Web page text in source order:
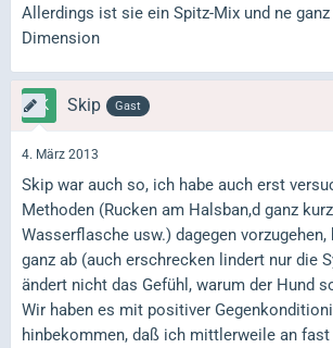
Allerdings ist sie ein Spitz-Mix und ne ganz
Dimension
Skip Gast
4. März 2013
Skip war auch so, ich habe auch erst
Methoden (Rucken am Halsban,d ganz
Wasserflasche usw.) dagegen vorzugehen,
ganz ab (auch erschrecken lindert nur die
ändert nicht das Gefühl, warum der Hund
Wir haben es mit positiver
hinbekommen, daß ich mittlerweile an